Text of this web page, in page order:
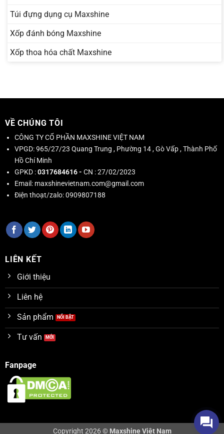
Túi đựng dụng cụ Maxshine
Xốp đánh bóng Maxshine
Xốp thoa hóa chất Maxshine
VỀ CHÚNG TÔI
CÔNG TY CỔ PHẦN MAXSHINE VIỆT NAM
VPGD:965/27/23 Quang Trung , Phường 14 , Gò Vấp , Thành Phố
Hồ Chí Minh
GPKD :0317684616 - CN : 27/02/2023
Email: maxshinevietnam.com@gmail.com
Điện thoạt/zalo:0909807188
LIÊN KẾT
Giới thiệu
Liên hệ
Sản phẩm
Tư vấn
Fanpage
Copyright 2026 © Maxshine Việt Nam